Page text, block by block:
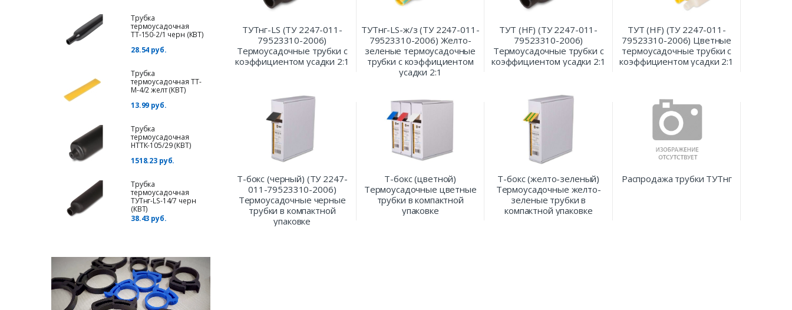
Трубка
термоусадочная
ТТ-150-2/1 черн (КВТ)
28.54 руб.
Трубка
термоусадочная ТТ-
М-4/2 желт (КВТ)
13.99 руб.
Трубка
термоусадочная
НТТК-105/29 (КВТ)
1518.23 руб.
Трубка
термоусадочная
ТУТнг-LS-14/7 черн
(КВТ)
38.43 руб.
ТУТнг-LS (ТУ 2247-011-
79523310-2006)
Термоусадочные трубки с
коэффициентом усадки 2:1
ТУТнг-LS-ж/з (ТУ 2247-011-
79523310-2006) Желто-
зеленые термоусадочные
трубки с коэффициентом
усадки 2:1
ТУТ (HF) (ТУ 2247-011-
79523310-2006)
Термоусадочные трубки с
коэффициентом усадки 2:1
ТУТ (HF) (ТУ 2247-011-
79523310-2006) Цветные
термоусадочные трубки с
коэффициентом усадки 2:1
Т-бокс (черный) (ТУ 2247-
011-79523310-2006)
Термоусадочные черные
трубки в компактной
упаковке
Т-бокс (цветной)
Термоусадочные цветные
трубки в компактной
упаковке
Т-бокс (желто-зеленый)
Термоусадочные желто-
зеленые трубки в
компактной упаковке
Распродажа трубки ТУТнг